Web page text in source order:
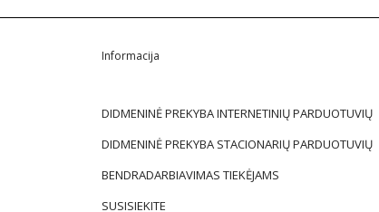
Informacija
DIDMENINĖ PREKYBA INTERNETINIŲ PARDUOTUVIŲ
DIDMENINĖ PREKYBA STACIONARIŲ PARDUOTUVIŲ
BENDRADARBIAVIMAS TIEKĖJAMS
SUSISIEKITE